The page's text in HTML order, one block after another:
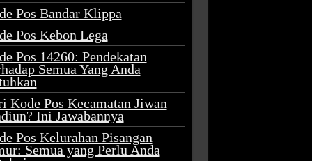
Pos Bandar Klippa
Pos Kebon Lega
Pos 14260: Pendekatan
Semua Yang Anda
Kode Pos Kecamatan Jiwan
Ini Jawabannya
Pos Kelurahan Pisangan
Semua yang Perlu Anda